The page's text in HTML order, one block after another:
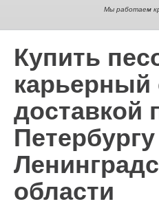
Мы работаем
Купить
карьерный
доставкой
области